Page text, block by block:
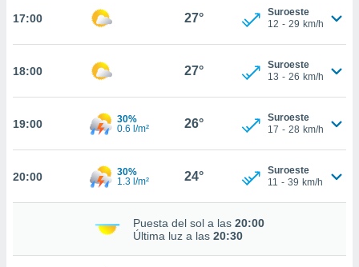
cookies
En
de que
el sitio
17:00 27°
Suroeste
12 - 29 km/h
18:00 27°
Suroeste
13 - 26 km/h
19:00
30%
0.6 l/m²
26°
Suroeste
17 - 28 km/h
20:00
30%
1.3 l/m²
24°
Suroeste
11 - 39 km/h
Puesta del sol a las 20:00
Última luz a las 20:30